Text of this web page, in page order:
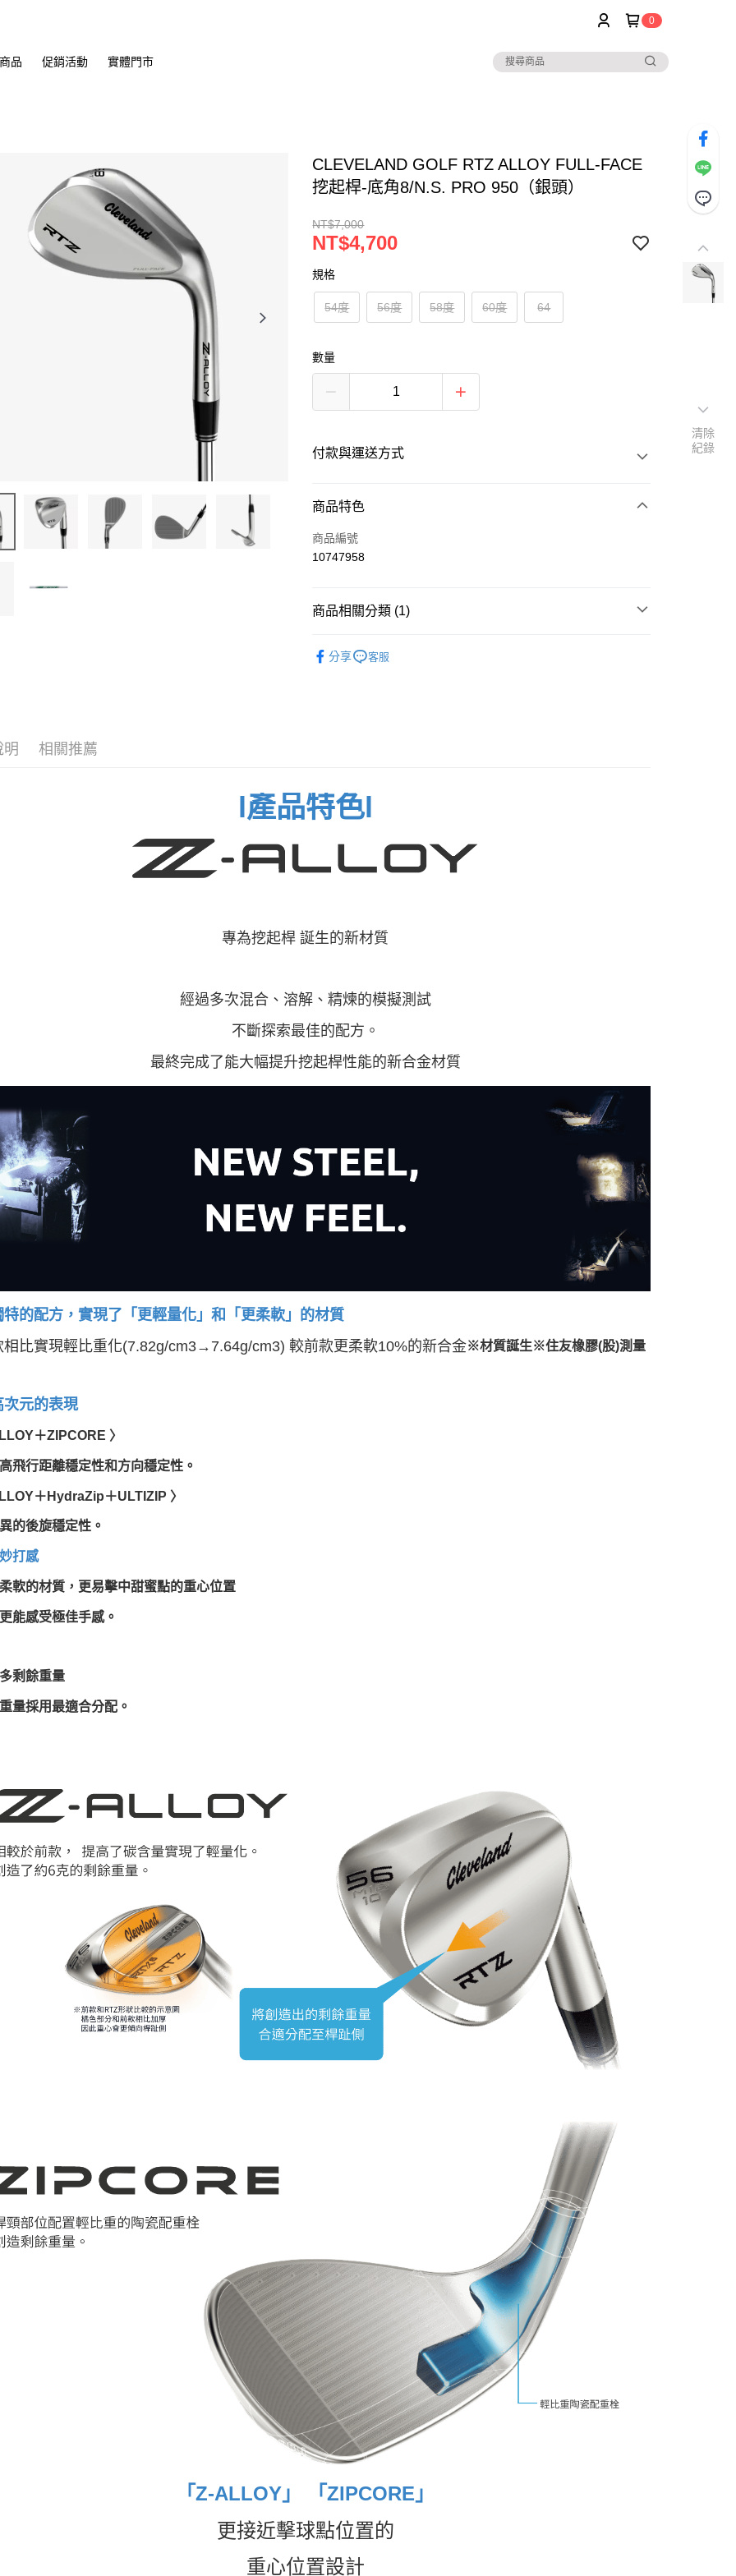
0
品 促銷活動 實體門市
CLEVELAND GOLF RTZ ALLOY FULL-FACE
挖起桿-底角8/N.S. PRO 950（銀頭）
NT$7,000
NT$4,700
規格
54度 56度 58度 60度 64
數量
付款與運送方式
付款方式
信用卡一次付款
ATM付款
商品特色
商品編號
10747958
商品相關分類 (1)
分享
客服
明 相關推薦
l產品特色l
專為挖起桿 誕生的新材質
經過多次混合、溶解、精煉的模擬測試
不斷探索最佳的配方。
最終完成了能大幅提升挖起桿性能的新合金材質
特的配方，實現了「更輕量化」和「更柔軟」的材質
相比實現輕比重化(7.82g/cm3→7.64g/cm3) 較前款更柔軟10%的新合金※材質誕生※住友橡膠(股)測量
次元的表現
＋ZIPCORE 〉
飛行距離穩定性和方向穩定性。
＋HydraZip＋ULTIZIP 〉
的後旋穩定性。
打感
軟的材質，更易擊中甜蜜點的重心位置
能感受極佳手感。
剩餘重量
量採用最適合分配。
「Z-ALLOY」 「ZIPCORE」
更接近擊球點位置的
重心位置設計
清除
紀錄